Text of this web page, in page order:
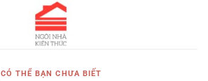
CÓ THỂ BẠN CHƯA BIẾT